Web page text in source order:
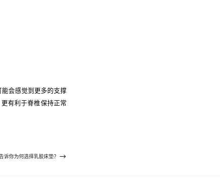
会感觉到更多的支撑
有利于脊椎保持正常
诉你为何选择乳胶床垫？